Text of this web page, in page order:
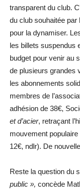
transparent du club.
du club souhaitée par
pour la dynamiser.
les billets suspendus
budget pour venir au
de plusieurs grandes
les abonnements
membres de
adhésion de 38€,
et d’acier, retraçant
mouvement populaire
12€, ndlr). De
Reste la question du
public », concède